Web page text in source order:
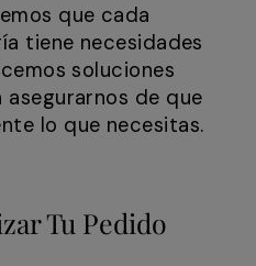
que cada
tiene necesidades
soluciones
asegurarnos de que
lo que necesitas.
Tu Pedido